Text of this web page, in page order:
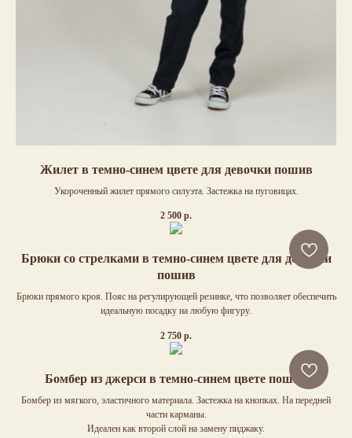
Жилет в темно-синем цвете для девочки пошив
Укороченный жилет прямого силуэта. Застежка на пуговицах.
2 500 р.
Брюки со стрелками в темно-синем цвете для девочки
пошив
Брюки прямого кроя. Пояс на регулирующей резинке, что позволяет обеспечить
идеальную посадку на любую фигуру.
2 750 р.
Бомбер из джерси в темно-синем цвете пошив
Бомбер из мягкого, эластичного материала. Застежка на кнопках. На передней
части карманы.
Идеален как второй слой на замену пиджаку.